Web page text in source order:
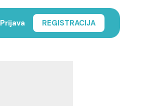
Prijava REGISTRACIJA